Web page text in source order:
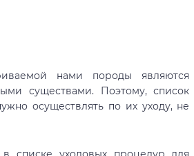
нами породы являются
существами. Поэтому, список
осуществлять по их уходу, не